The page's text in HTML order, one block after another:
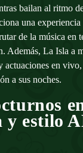
bailan al ritmo
una experiencia
de la música en
Además, La Isla a
actuaciones en
a sus noches.
y estilo